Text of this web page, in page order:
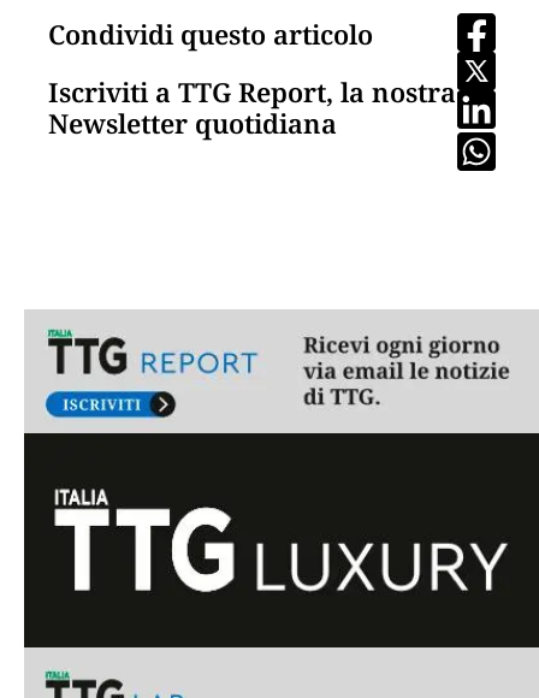
Condividi questo articolo
Iscriviti a TTG Report, la nostra
Newsletter quotidiana